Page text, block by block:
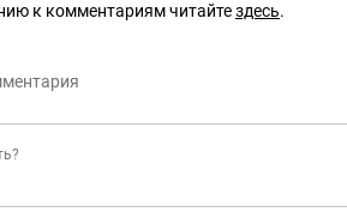
к комментариям читайтездесь.